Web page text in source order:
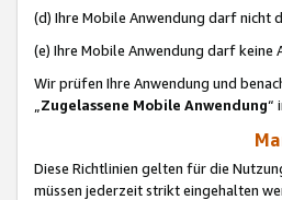
(d) Ihre Mobile Anwendung darf nicht
(e) Ihre Mobile Anwendung darf
Wir prüfen Ihre Anwendung und
„Zugelassene Mobile Anwendung“
Diese Richtlinien gelten für die
müssen jederzeit strikt eingehalten